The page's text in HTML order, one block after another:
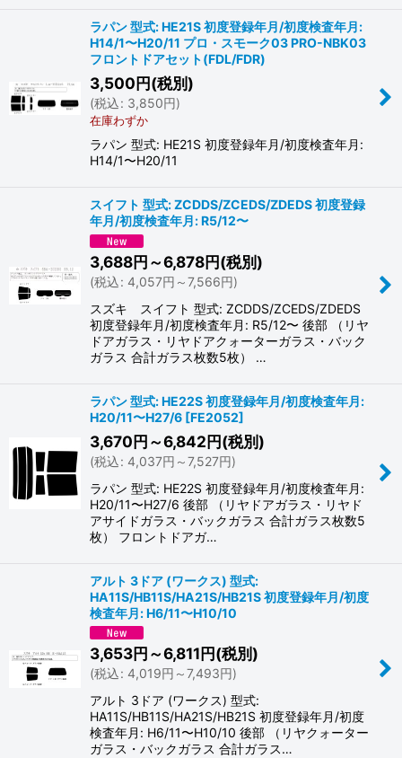
ラパン 型式: HE21S 初度登録年月/初度検査年月:
H14/1〜H20/11 プロ・スモーク03 PRO-NBK03
フロントドアセット(FDL/FDR)
3,500円(税別)
(税込: 3,850円)
在庫わずか
ラパン 型式: HE21S 初度登録年月/初度検査年月:
H14/1〜H20/11
スイフト 型式: ZCDDS/ZCEDS/ZDEDS 初度登録
年月/初度検査年月: R5/12〜
3,688円～6,878円(税別)
(税込: 4,057円 ～7,566円)
スズキ スイフト 型式: ZCDDS/ZCEDS/ZDEDS
初度登録年月/初度検査年月: R5/12〜 後部 （リヤ
ドアガラス・リヤドアクォーターガラス・バック
ガラス 合計ガラス枚数5枚） …
ラパン 型式: HE22S 初度登録年月/初度検査年月:
H20/11〜H27/6 [FE2052]
3,670円～6,842円(税別)
(税込: 4,037円 ～7,527円)
ラパン 型式: HE22S 初度登録年月/初度検査年月:
H20/11〜H27/6 後部 （リヤドアガラス・リヤド
アサイドガラス・バックガラス 合計ガラス枚数5
枚） フロントドアガ…
アルト 3ドア (ワークス) 型式:
HA11S/HB11S/HA21S/HB21S 初度登録年月/初度
検査年月: H6/11〜H10/10
3,653円～6,811円(税別)
(税込: 4,019円 ～7,493円)
アルト 3ドア (ワークス) 型式:
HA11S/HB11S/HA21S/HB21S 初度登録年月/初度
検査年月: H6/11〜H10/10 後部 （リヤクォーター
ガラス・バックガラス 合計ガラス…